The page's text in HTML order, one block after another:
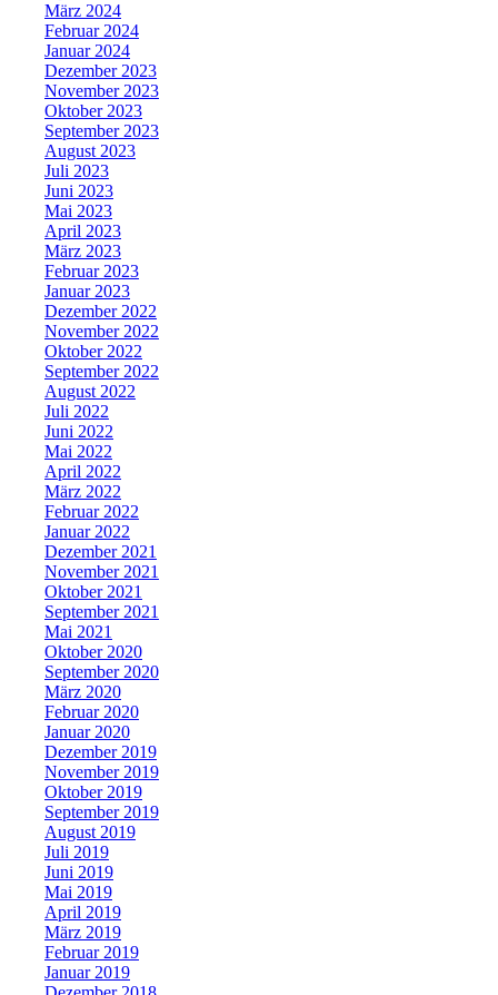
März 2024
Februar 2024
Januar 2024
Dezember 2023
November 2023
Oktober 2023
September 2023
August 2023
Juli 2023
Juni 2023
Mai 2023
April 2023
März 2023
Februar 2023
Januar 2023
Dezember 2022
November 2022
Oktober 2022
September 2022
August 2022
Juli 2022
Juni 2022
Mai 2022
April 2022
März 2022
Februar 2022
Januar 2022
Dezember 2021
November 2021
Oktober 2021
September 2021
Mai 2021
Oktober 2020
September 2020
März 2020
Februar 2020
Januar 2020
Dezember 2019
November 2019
Oktober 2019
September 2019
August 2019
Juli 2019
Juni 2019
Mai 2019
April 2019
März 2019
Februar 2019
Januar 2019